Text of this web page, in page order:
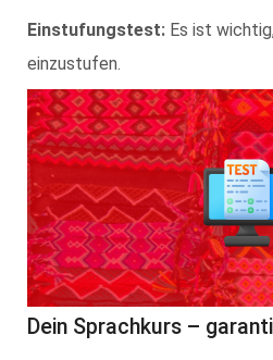
Einstufungstest: Es ist
einzustufen.
Dein Sprachkurs –